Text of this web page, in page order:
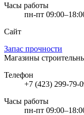
Часы работы
пн-пт
Сайт
Запас прочности
Магазины
Телефон
+7 (423) 299-79-
Часы работы
пн-пт